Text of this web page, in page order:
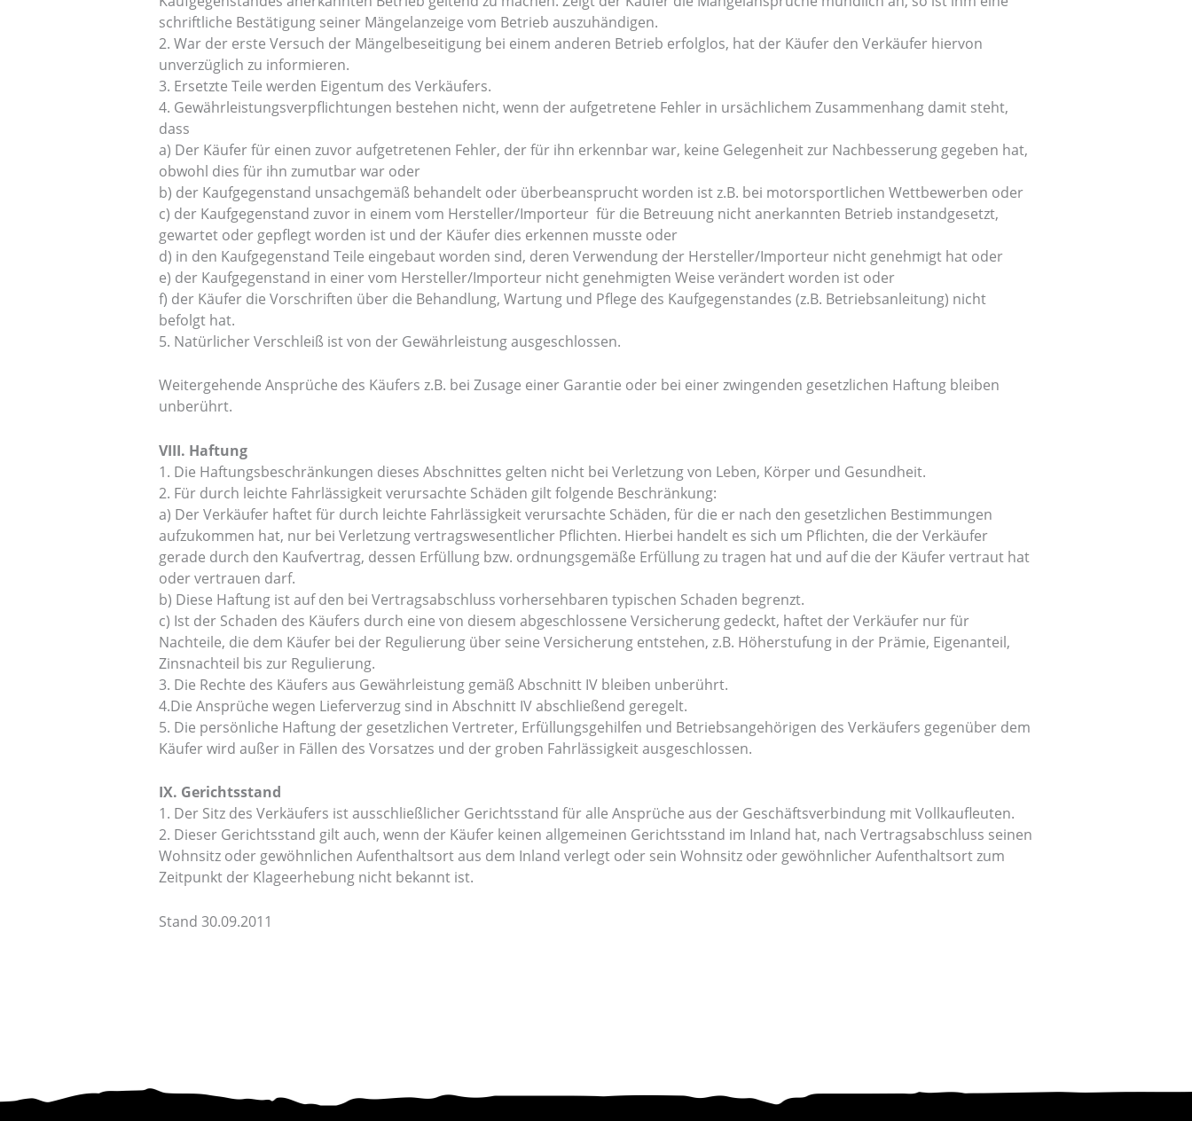
schriftliche Bestätigung seiner Mängelanzeige vom Betrieb auszuhändigen.
2. War der erste Versuch der Mängelbeseitigung bei einem anderen Betrieb erfolglos, hat der Käufer den Verkäufer hiervon
unverzüglich zu informieren.
3. Ersetzte Teile werden Eigentum des Verkäufers.
4. Gewährleistungsverpflichtungen bestehen nicht, wenn der aufgetretene Fehler in ursächlichem Zusammenhang damit steht,
dass
a) Der Käufer für einen zuvor aufgetretenen Fehler, der für ihn erkennbar war, keine Gelegenheit zur Nachbesserung gegeben hat,
obwohl dies für ihn zumutbar war oder
b) der Kaufgegenstand unsachgemäß behandelt oder überbeansprucht worden ist z.B. bei motorsportlichen Wettbewerben oder
c) der Kaufgegenstand zuvor in einem vom Hersteller/Importeur für die Betreuung nicht anerkannten Betrieb instandgesetzt,
gewartet oder gepflegt worden ist und der Käufer dies erkennen musste oder
d) in den Kaufgegenstand Teile eingebaut worden sind, deren Verwendung der Hersteller/Importeur nicht genehmigt hat oder
e) der Kaufgegenstand in einer vom Hersteller/Importeur nicht genehmigten Weise verändert worden ist oder
f) der Käufer die Vorschriften über die Behandlung, Wartung und Pflege des Kaufgegenstandes (z.B. Betriebsanleitung) nicht
befolgt hat.
5. Natürlicher Verschleiß ist von der Gewährleistung ausgeschlossen.
Weitergehende Ansprüche des Käufers z.B. bei Zusage einer Garantie oder bei einer zwingenden gesetzlichen Haftung bleiben
unberührt.
VIII. Haftung
1. Die Haftungsbeschränkungen dieses Abschnittes gelten nicht bei Verletzung von Leben, Körper und Gesundheit.
2. Für durch leichte Fahrlässigkeit verursachte Schäden gilt folgende Beschränkung:
a) Der Verkäufer haftet für durch leichte Fahrlässigkeit verursachte Schäden, für die er nach den gesetzlichen Bestimmungen
aufzukommen hat, nur bei Verletzung vertragswesentlicher Pflichten. Hierbei handelt es sich um Pflichten, die der Verkäufer
gerade durch den Kaufvertrag, dessen Erfüllung bzw. ordnungsgemäße Erfüllung zu tragen hat und auf die der Käufer vertraut hat
oder vertrauen darf.
b) Diese Haftung ist auf den bei Vertragsabschluss vorhersehbaren typischen Schaden begrenzt.
c) Ist der Schaden des Käufers durch eine von diesem abgeschlossene Versicherung gedeckt, haftet der Verkäufer nur für
Nachteile, die dem Käufer bei der Regulierung über seine Versicherung entstehen, z.B. Höherstufung in der Prämie, Eigenanteil,
Zinsnachteil bis zur Regulierung.
3. Die Rechte des Käufers aus Gewährleistung gemäß Abschnitt IV bleiben unberührt.
4.Die Ansprüche wegen Lieferverzug sind in Abschnitt IV abschließend geregelt.
5. Die persönliche Haftung der gesetzlichen Vertreter, Erfüllungsgehilfen und Betriebsangehörigen des Verkäufers gegenüber dem
Käufer wird außer in Fällen des Vorsatzes und der groben Fahrlässigkeit ausgeschlossen.
IX. Gerichtsstand
1. Der Sitz des Verkäufers ist ausschließlicher Gerichtsstand für alle Ansprüche aus der Geschäftsverbindung mit Vollkaufleuten.
2. Dieser Gerichtsstand gilt auch, wenn der Käufer keinen allgemeinen Gerichtsstand im Inland hat, nach Vertragsabschluss seinen
Wohnsitz oder gewöhnlichen Aufenthaltsort aus dem Inland verlegt oder sein Wohnsitz oder gewöhnlicher Aufenthaltsort zum
Zeitpunkt der Klageerhebung nicht bekannt ist.
Stand 30.09.2011